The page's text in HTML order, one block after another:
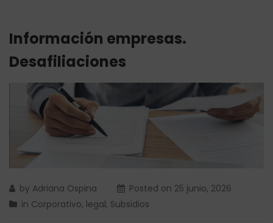
Información empresas.
Desafiliaciones
by Adriana Ospina Posted on 25 junio, 2026
in Corporativo, legal, Subsidios